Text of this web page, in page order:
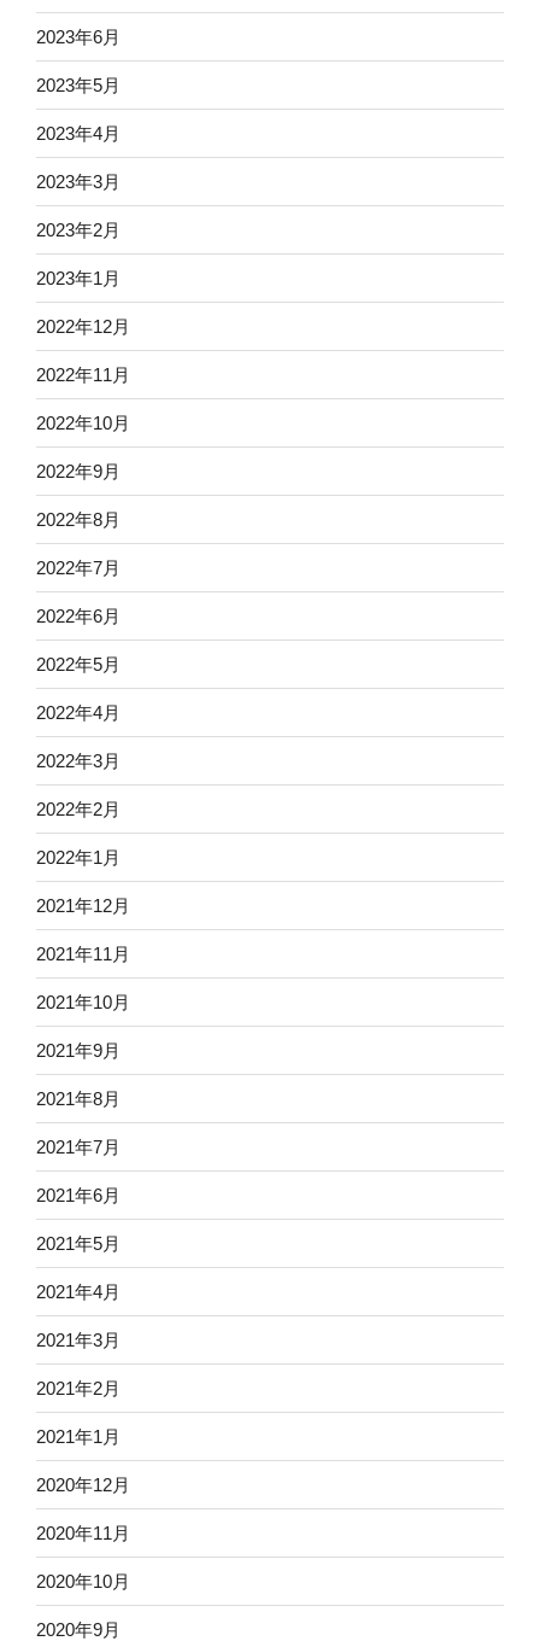
2023年6月
2023年5月
2023年4月
2023年3月
2023年2月
2023年1月
2022年12月
2022年11月
2022年10月
2022年9月
2022年8月
2022年7月
2022年6月
2022年5月
2022年4月
2022年3月
2022年2月
2022年1月
2021年12月
2021年11月
2021年10月
2021年9月
2021年8月
2021年7月
2021年6月
2021年5月
2021年4月
2021年3月
2021年2月
2021年1月
2020年12月
2020年11月
2020年10月
2020年9月